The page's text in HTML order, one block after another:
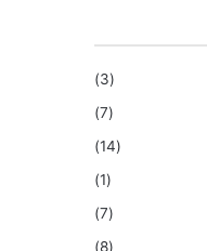
(3)
(7)
(14)
(1)
(7)
(8)